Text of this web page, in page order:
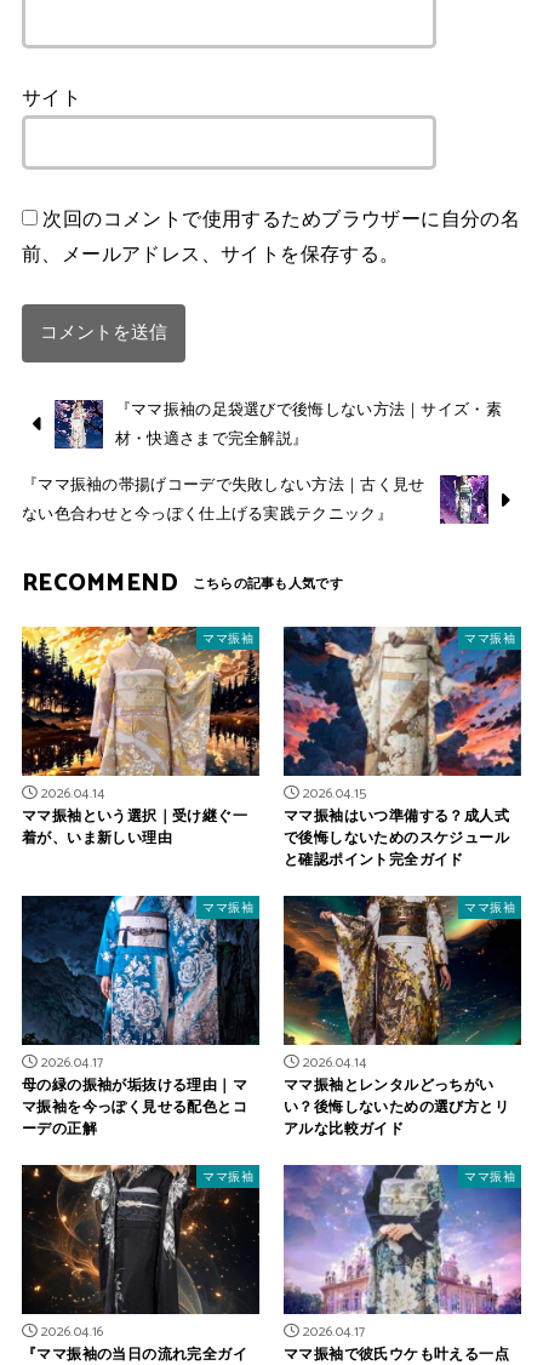
サイト
次回のコメントで使用するためブラウザーに自分の名
前、メールアドレス、サイトを保存する。
『ママ振袖の足袋選びで後悔しない方法｜サイズ・素
材・快適さまで完全解説』
『ママ振袖の帯揚げコーデで失敗しない方法｜古く見せ
ない色合わせと今っぽく仕上げる実践テクニック』
RECOMMEND
ママ振袖
2026.04.14
ママ振袖という選択｜受け継ぐ一
着が、いま新しい理由
ママ振袖
2026.04.15
ママ振袖はいつ準備する？成人式
で後悔しないためのスケジュール
と確認ポイント完全ガイド
ママ振袖
2026.04.17
母の緑の振袖が垢抜ける理由｜マ
マ振袖を今っぽく見せる配色とコ
ーデの正解
ママ振袖
2026.04.14
ママ振袖とレンタルどっちがい
い？後悔しないための選び方とリ
アルな比較ガイド
ママ振袖
2026.04.16
『ママ振袖の当日の流れ完全ガイ
ママ振袖
2026.04.17
ママ振袖で彼氏ウケも叶える一点